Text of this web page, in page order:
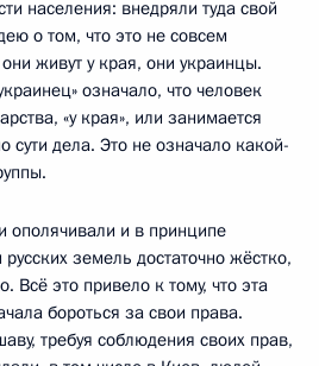
населения: внедряли туда свой
о том, что это не совсем
живут у края, они украинцы.
означало, что человек
«у края», или занимается
сути дела. Это не означало какой-
ополячивали и в принципе
русских земель достаточно жёстко,
Всё это привело к тому, что эта
бороться за свои права.
требуя соблюдения своих прав,